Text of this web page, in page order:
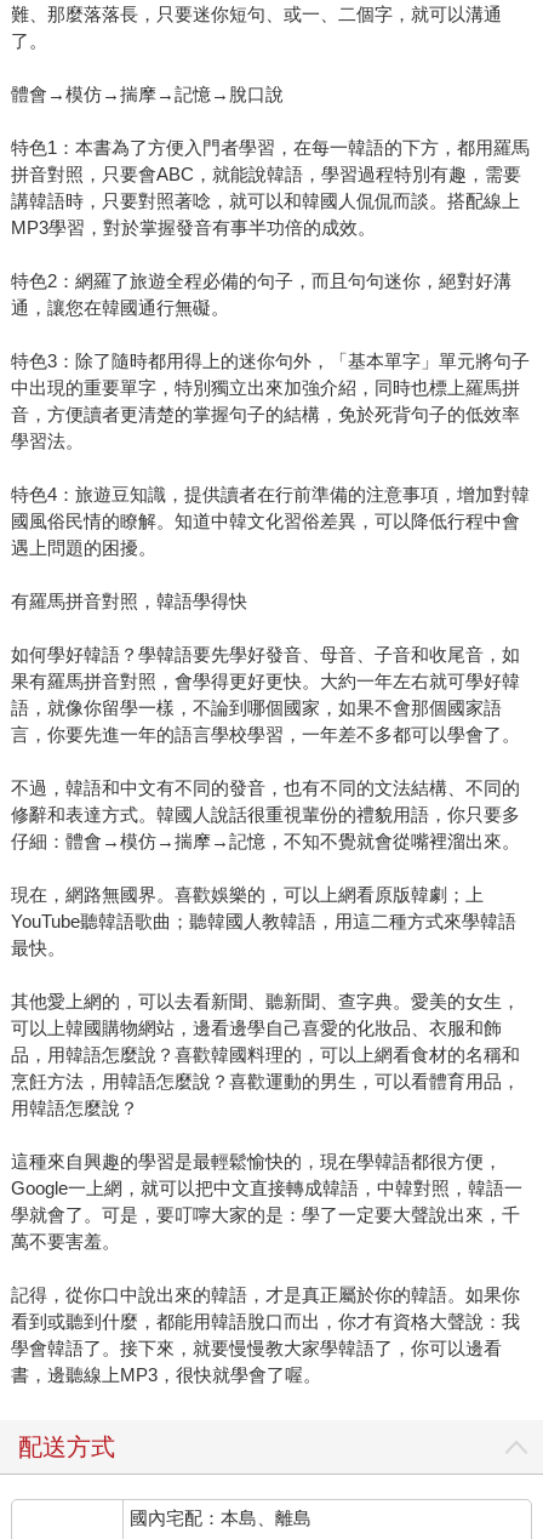
難、那麼落落長，只要迷你短句、或一、二個字，就可以溝通
了。
體會→模仿→揣摩→記憶→脫口說
特色1：本書為了方便入門者學習，在每一韓語的下方，都用羅馬
拼音對照，只要會ABC，就能說韓語，學習過程特別有趣，需要
講韓語時，只要對照著唸，就可以和韓國人侃侃而談。搭配線上
MP3學習，對於掌握發音有事半功倍的成效。
特色2：網羅了旅遊全程必備的句子，而且句句迷你，絕對好溝
通，讓您在韓國通行無礙。
特色3：除了隨時都用得上的迷你句外，「基本單字」單元將句子
中出現的重要單字，特別獨立出來加強介紹，同時也標上羅馬拼
音，方便讀者更清楚的掌握句子的結構，免於死背句子的低效率
學習法。
特色4：旅遊豆知識，提供讀者在行前準備的注意事項，增加對韓
國風俗民情的瞭解。知道中韓文化習俗差異，可以降低行程中會
遇上問題的困擾。
有羅馬拼音對照，韓語學得快
如何學好韓語？學韓語要先學好發音、母音、子音和收尾音，如
果有羅馬拼音對照，會學得更好更快。大約一年左右就可學好韓
語，就像你留學一樣，不論到哪個國家，如果不會那個國家語
言，你要先進一年的語言學校學習，一年差不多都可以學會了。
不過，韓語和中文有不同的發音，也有不同的文法結構、不同的
修辭和表達方式。韓國人說話很重視輩份的禮貌用語，你只要多
仔細：體會→模仿→揣摩→記憶，不知不覺就會從嘴裡溜出來。
現在，網路無國界。喜歡娛樂的，可以上網看原版韓劇；上
YouTube聽韓語歌曲；聽韓國人教韓語，用這二種方式來學韓語
最快。
其他愛上網的，可以去看新聞、聽新聞、查字典。愛美的女生，
可以上韓國購物網站，邊看邊學自己喜愛的化妝品、衣服和飾
品，用韓語怎麼說？喜歡韓國料理的，可以上網看食材的名稱和
烹飪方法，用韓語怎麼說？喜歡運動的男生，可以看體育用品，
用韓語怎麼說？
這種來自興趣的學習是最輕鬆愉快的，現在學韓語都很方便，
Google一上網，就可以把中文直接轉成韓語，中韓對照，韓語一
學就會了。可是，要叮嚀大家的是：學了一定要大聲說出來，千
萬不要害羞。
記得，從你口中說出來的韓語，才是真正屬於你的韓語。如果你
看到或聽到什麼，都能用韓語脫口而出，你才有資格大聲說：我
學會韓語了。接下來，就要慢慢教大家學韓語了，你可以邊看
書，邊聽線上MP3，很快就學會了喔。
配送方式
國內宅配：本島、離島